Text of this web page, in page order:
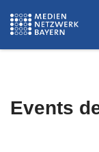
Events